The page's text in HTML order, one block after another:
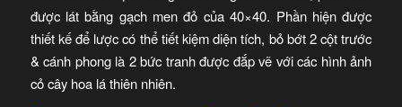
được lát bằng gạch men đỏ của 40×40. Phần hiện được
thiết kế để lược có thể tiết kiệm diện tích, bỏ bớt 2 cột trước
& cánh phong là 2 bức tranh được đắp vẽ với các hình ảnh
cỏ cây hoa lá thiên nhiên.